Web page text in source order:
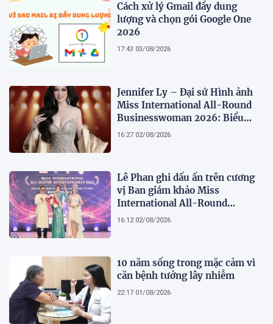
Cách xử lý Gmail đầy dung
lượng và chọn gói Google One
2026
17:43 03/08/2026
Jennifer Ly – Đại sứ Hình ảnh
Miss International All-Round
Businesswoman 2026: Biểu
tượng của nhan sắc, trí tuệ và
16:27 02/08/2026
Lê Phan ghi dấu ấn trên cương
vị Ban giám khảo Miss
International All-Round
Businesswoman 2026: Thanh
16:12 02/08/2026
10 năm sống trong mặc cảm vì
căn bệnh tưởng lây nhiễm
22:17 01/08/2026